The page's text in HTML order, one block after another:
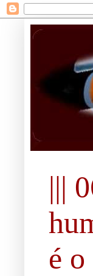
|||
é